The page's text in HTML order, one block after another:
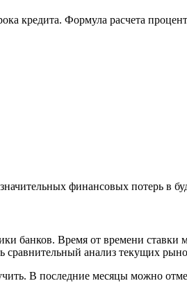
кредита. Формула расчета
финансовых потерь в
банков. Время от времени ставки
сравнительный анализ текущих
В последние месяцы можно